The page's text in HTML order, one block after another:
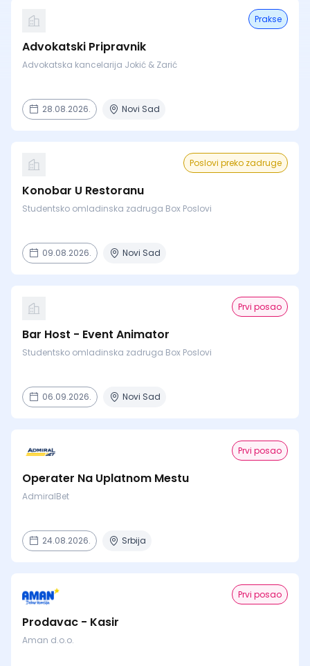
Prakse
Advokatski Pripravnik
Advokatska kancelarija Jokić & Zarić
28.08.2026. Novi Sad
Poslovi preko zadruge
Konobar U Restoranu
Studentsko omladinska zadruga Box Poslovi
09.08.2026. Novi Sad
Prvi posao
Bar Host - Event Animator
Studentsko omladinska zadruga Box Poslovi
06.09.2026. Novi Sad
Prvi posao
Operater Na Uplatnom Mestu
AdmiralBet
24.08.2026. Srbija
Prvi posao
Prodavac - Kasir
Aman d.o.o.